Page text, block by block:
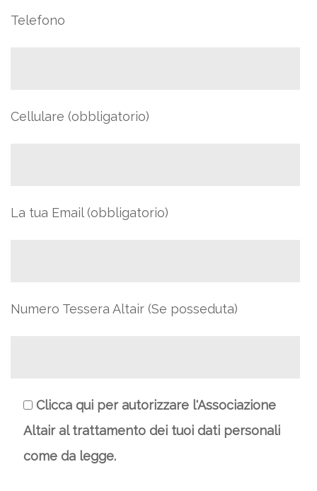
Telefono
Cellulare (obbligatorio)
La tua Email (obbligatorio)
Numero Tessera Altair (Se posseduta)
Clicca qui per autorizzare l'Associazione
Altair al trattamento dei tuoi dati personali
come da legge.